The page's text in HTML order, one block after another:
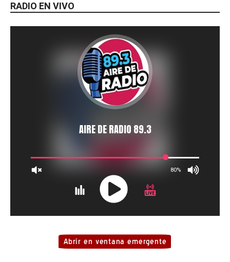
RADIO EN VIVO